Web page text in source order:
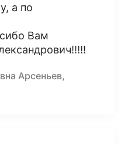
а по
Вам
Арсеньев,